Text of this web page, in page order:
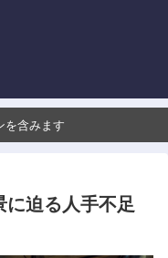
を含みます
迫る人手不足